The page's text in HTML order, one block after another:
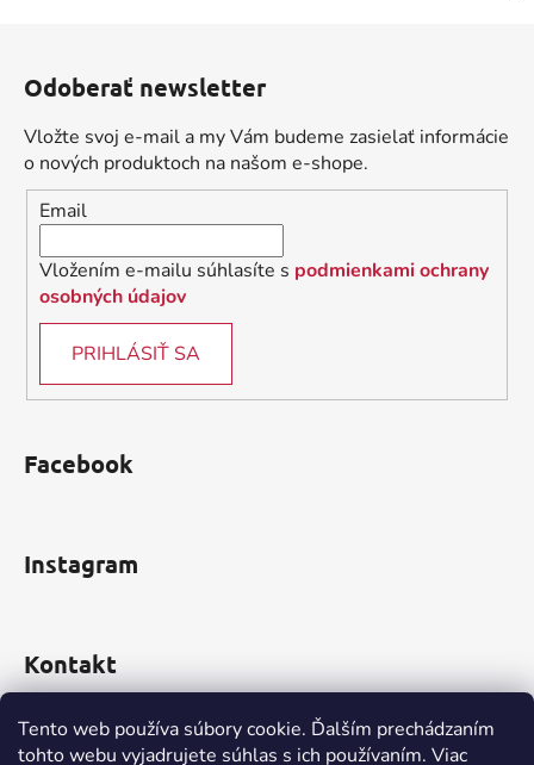
Tento web používa súbory cookie. Ďalším prechádzaním
tohto webu vyjadrujete súhlas s ich používaním. Viac
Odoberať newsletter
Vložte svoj e-mail a my Vám budeme zasielať informácie
o nových produktoch na našom e-shope.
Email
Vložením e-mailu súhlasíte s podmienkami ochrany
osobných údajov
PRIHLÁSIŤ SA
Facebook
Instagram
Kontakt
obchod@incomp.sk